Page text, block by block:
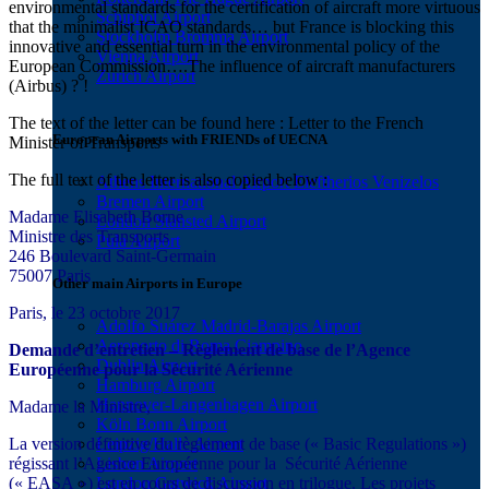
Schiphol Airport
Stockholm Bromma Airport
Vienna Airport
Zurich Airport
European Airports with FRIENDs of UECNA
Athens International Airport Eleftherios Venizelos
Bremen Airport
London Stansted Airport
Pula Airport
Other main Airports in Europe
Adolfo Suárez Madrid-Barajas Airport
Aeroporto di Roma Ciampino
Dublin Airport
Hamburg Airport
Hannover-Langenhagen Airport
Köln Bonn Airport
Leipzig/Halle Airport
Lisbon Airport
London Gatwick Airport
environmental standards for the certification of aircraft more virtuous
that the minimalist ICAO standards… but France is blocking this
innovative and essential turn in the environmental policy of the
European Commission….The influence of aircraft manufacturers
(Airbus) ? !
The text of the letter can be found here : Letter to the French
Minister of Transports
The full text of the letter is also copied below :
Madame Elisabeth Borne
Ministre des Transports
246 Boulevard Saint-Germain
75007 Paris
Paris, le 23 octobre 2017
Demande d’entretien – Règlement de base de l’Agence
Européenne pour la Sécurité Aérienne
Madame la Ministre,
La version définitive du règlement de base (« Basic Regulations »)
régissant l’Agence Européenne pour la Sécurité Aérienne
(« EASA ») est en cours de discussion en trilogue. Les projets